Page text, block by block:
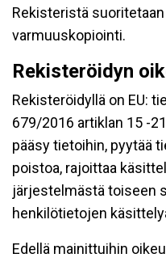
Rekisteristä
varmuuskopiointi.
Rekisteröidyn
Rekisteröidyllä on EU:
679/2016 artiklan 15 -
pääsy tietoihin, pyytää
poistoa, rajoittaa
järjestelmästä toiseen
henkilötietojen
Edellä mainittuihin